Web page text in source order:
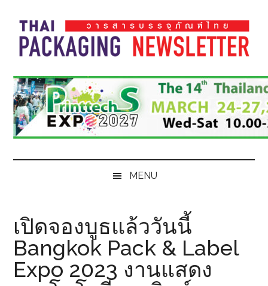
main
content
secondary
menu
primary
sidebar
footer
Thai
Pack
Magazine
Pack
Magazine
MENU
เปิดจองบูธแล้ววันนี้
Bangkok Pack & Label
Expo 2023 งานแสดง